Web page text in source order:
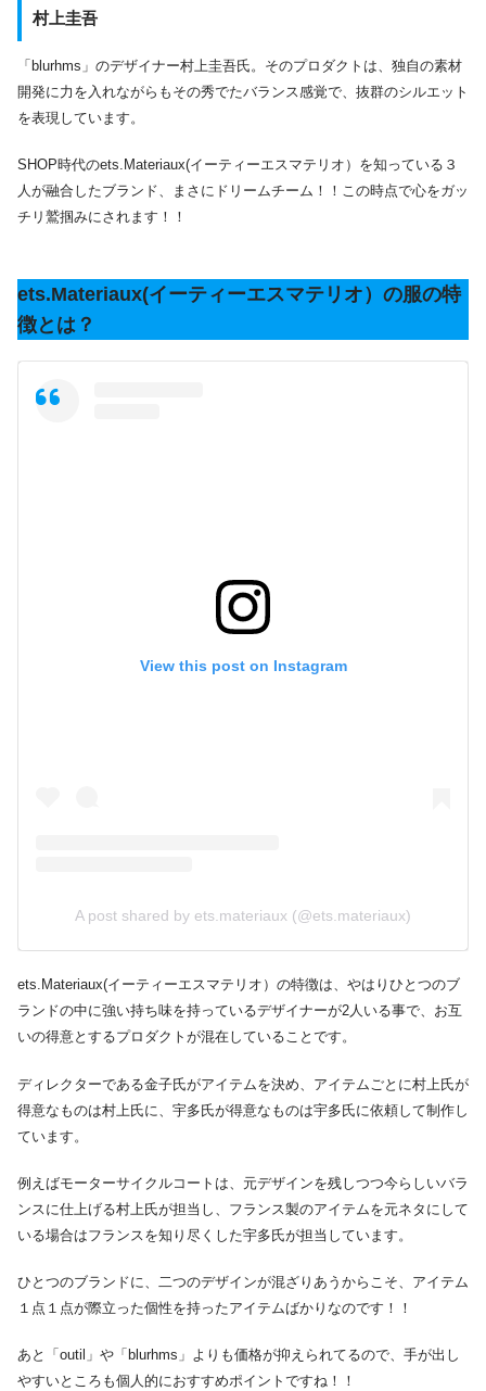
村上圭吾
「blurhms」のデザイナー村上圭吾氏。そのプロダクトは、独自の素材
開発に力を入れながらもその秀でたバランス感覚で、抜群のシルエット
を表現しています。
SHOP時代のets.Materiaux(イーティーエスマテリオ）を知っている３
人が融合したブランド、まさにドリームチーム！！この時点で心をガッ
チリ鷲掴みにされます！！
ets.Materiaux(イーティーエスマテリオ）の服の特
徴とは？
View this post on Instagram
A post shared by ets.materiaux (@ets.materiaux)
ets.Materiaux(イーティーエスマテリオ）の特徴は、やはりひとつのブ
ランドの中に強い持ち味を持っているデザイナーが2人いる事で、お互
いの得意とするプロダクトが混在していることです。
ディレクターである金子氏がアイテムを決め、アイテムごとに村上氏が
得意なものは村上氏に、宇多氏が得意なものは宇多氏に依頼して制作し
ています。
例えばモーターサイクルコートは、元デザインを残しつつ今らしいバラ
ンスに仕上げる村上氏が担当し、フランス製のアイテムを元ネタにして
いる場合はフランスを知り尽くした宇多氏が担当しています。
ひとつのブランドに、二つのデザインが混ざりあうからこそ、アイテム
１点１点が際立った個性を持ったアイテムばかりなのです！！
あと「outil」や「blurhms」よりも価格が抑えられてるので、手が出し
やすいところも個人的におすすめポイントですね！！